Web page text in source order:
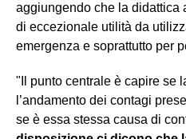
aggiungendo che la didattica
di eccezionale utilità da
emergenza e soprattutto per
"Il punto centrale è capire se
l’andamento dei contagi
se è essa stessa causa di